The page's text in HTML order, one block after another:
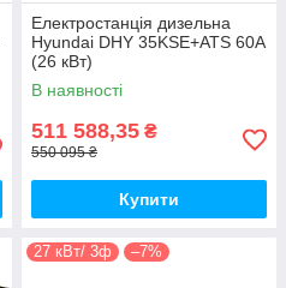
Електростанція дизельна
Hyundai DHY 35KSE+ATS 60A
(26 кВт)
В наявності
511 588,35 ₴
550 095 ₴
Купити
27 кВт/ 3ф –7%